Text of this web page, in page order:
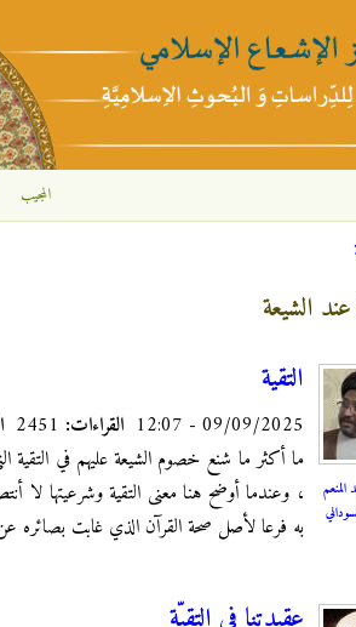
المجيب
عند الشيعة
المنعم
التقية
09/09/2025 - 12:07 القراءات:
ما أكثر ما شنع خصوم الشيعة عليهم في التقية
، وعندما أوضح هنا معنى التقية وشرعيتها لا
به فرعا لأصل صحة القرآن الذي غابت بصائره عن